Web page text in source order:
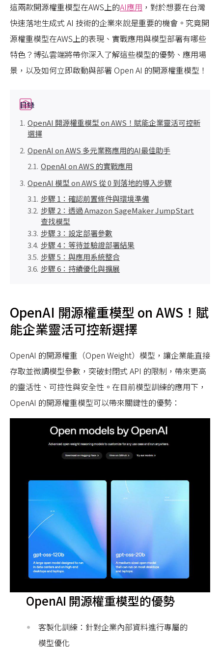
這兩款開源權重模型在AWS上的AI應用 ，對於想要在台灣
快速落地生成式 AI 技術的企業來說是重要的機會。究竟開
源權重模型在AWS上的表現、實戰應用與模型部署有哪些
特色？博弘雲端將帶你深入了解這些模型的優勢、應用場
景，以及如何立即啟動與部署 Open AI 的開源權重模型！
目錄
OpenAI 開源權重模型 on AWS！賦能企業靈活可控新
選擇
OpenAI on AWS 多元業務應用的AI最佳助手
OpenAI on AWS 的實戰應用
OpenAI 模型 on AWS 從 0 到落地的導入步驟
步驟 1：確認前置條件與環境準備
步驟 2：透過 Amazon SageMaker JumpStart
查找模型
步驟 3：設定部署參數
步驟 4：等待並驗證部署結果
步驟 5：與應用系統整合
步驟 6：持續優化與擴展
OpenAI 開源權重模型 on AWS！賦
能企業靈活可控新選擇
OpenAI 的開源權重（Open Weight）模型，讓企業能直接
存取並微調模型參數，突破封閉式 API 的限制，帶來更高
的靈活性、可控性與安全性。在目前模型訓練的應用下，
OpenAI 的開源權重模型可以帶來關鍵性的優勢：
OpenAI 開源權重模型的優勢
客製化訓練：針對企業內部資料進行專屬的
模型優化